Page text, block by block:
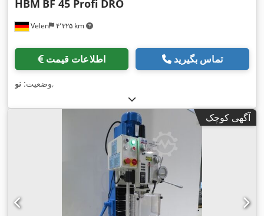
Velen ۴٬۳۲۵ km
HBM BF 45 Profi DRO
اطلاعات قیمت تماس بگیرید
وضعیت: نو ,
آگهی کوچک